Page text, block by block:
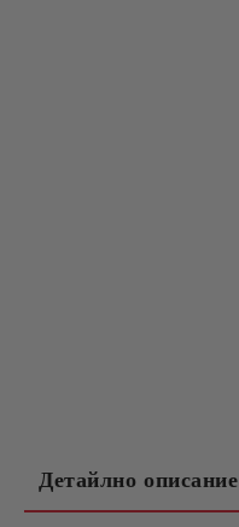
Детайлно описание